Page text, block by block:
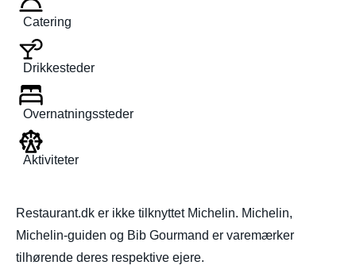
Catering
Drikkesteder
Overnatningssteder
Aktiviteter
Restaurant.dk er ikke tilknyttet Michelin. Michelin,
Michelin-guiden og Bib Gourmand er varemærker
tilhørende deres respektive ejere.